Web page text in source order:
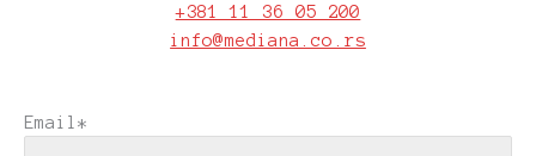
+381 11 36 05 200
info@mediana.co.rs
Email*